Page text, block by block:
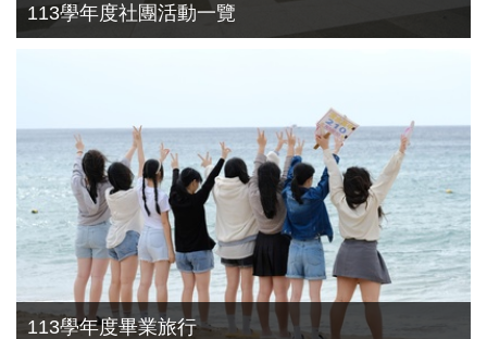
113學年度社團活動一覽
113學年度畢業旅行